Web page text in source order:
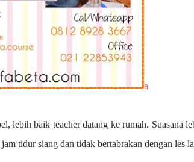
a
lebih baik teacher datang ke rumah. Suasana
tidur siang dan tidak bertabrakan dengan les